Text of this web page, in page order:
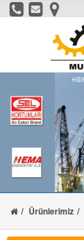
Ürünlerimiz